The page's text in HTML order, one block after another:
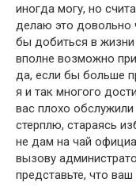
иногда могу, но
делаю это довольно
бы добиться в
вполне возможно
да, если бы больше
я и так многого
вас плохо обслужили
стерплю, стараясь
не дам на чай
вызову
представьте, что